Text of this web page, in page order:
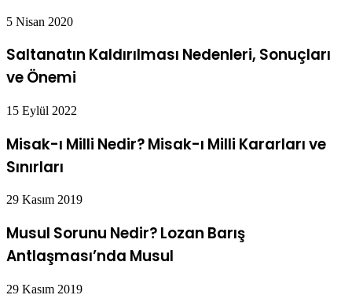
5 Nisan 2020
Saltanatın Kaldırılması Nedenleri, Sonuçları
ve Önemi
15 Eylül 2022
Misak-ı Milli Nedir? Misak-ı Milli Kararları ve
Sınırları
29 Kasım 2019
Musul Sorunu Nedir? Lozan Barış
Antlaşması’nda Musul
29 Kasım 2019